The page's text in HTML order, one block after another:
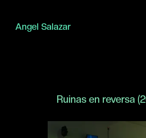
Angel Salazar
Ruinas en reversa